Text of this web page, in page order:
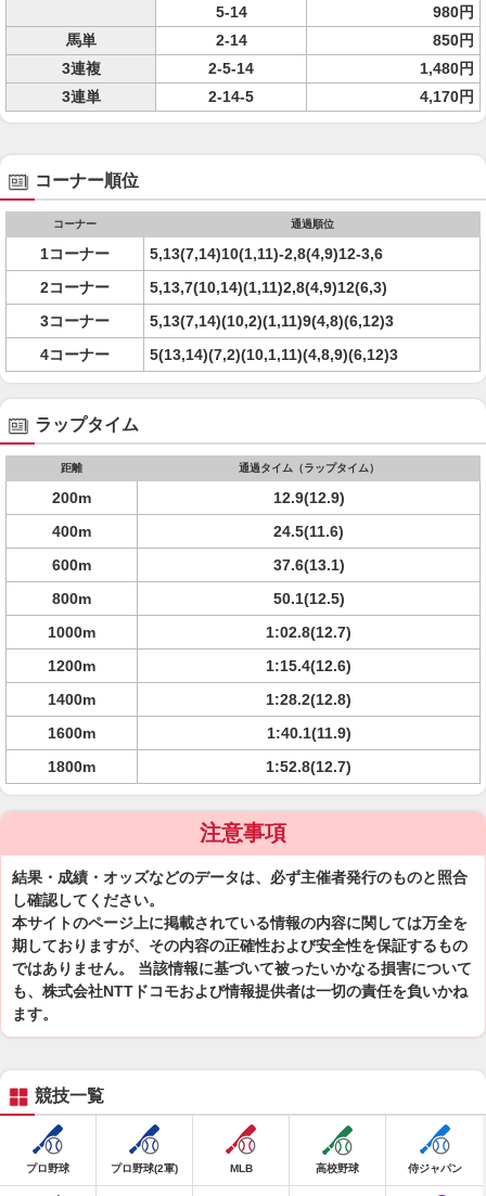
5-14
980円
馬単
2-14
850円
3連複
2-5-14
1,480円
3連単
2-14-5 4,170円
コーナー順位
コーナー 通過順位
1コーナー
5,13(7,14)10(1,11)-2,8(4,9)12-3,6
2コーナー
5,13,7(10,14)(1,11)2,8(4,9)12(6,3)
3コーナー
5,13(7,14)(10,2)(1,11)9(4,8)(6,12)3
4コーナー
5(13,14)(7,2)(10,1,11)(4,8,9)(6,12)3
ラップタイム
距離 通過タイム（ラップタイム）
200m
12.9(12.9)
400m
24.5(11.6)
600m
37.6(13.1)
800m
50.1(12.5)
1000m
1:02.8(12.7)
1200m
1:15.4(12.6)
1400m
1:28.2(12.8)
1600m
1:40.1(11.9)
1800m
1:52.8(12.7)
注意事項
結果・成績・オッズなどのデータは、必ず主催者発行のものと照合
し確認してください。
本サイトのページ上に掲載されている情報の内容に関しては万全を
期しておりますが、その内容の正確性および安全性を保証するもの
ではありません。 当該情報に基づいて被ったいかなる損害について
も、株式会社NTTドコモおよび情報提供者は一切の責任を負いかね
ます。
競技一覧
プロ野球 プロ野球(2軍) MLB 高校野球 侍ジャパン